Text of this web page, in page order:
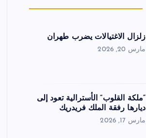
زلزال الاغتيالات يضرب طهران
مارس 20, 2026
“ملكة القلوب” الأسترالية تعود إلى
ديارها رفقة الملك فريدريك
مارس 17, 2026